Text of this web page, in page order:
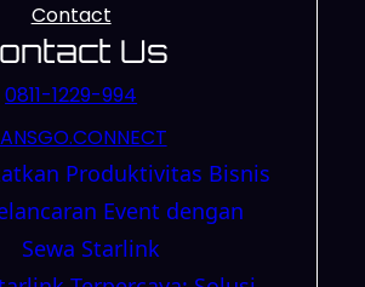
Contact
Us
0811-1229-994
Produktivitas Bisnis
Event dengan
Sewa Starlink